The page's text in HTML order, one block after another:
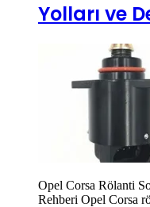
Yolları ve
Opel Corsa Rölanti
Rehberi Opel Corsa